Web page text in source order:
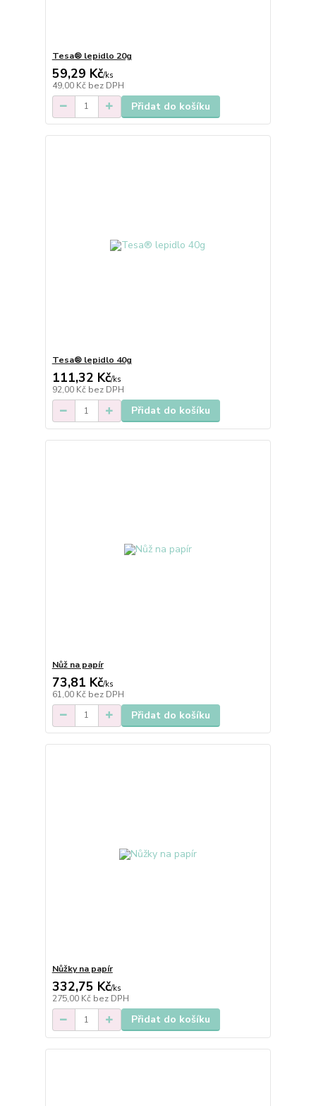
Tesa® lepidlo 20g
59,29 Kč/ks
49,00 Kč bez DPH
Přidat do košíku
Tesa® lepidlo 40g
111,32 Kč/ks
92,00 Kč bez DPH
Přidat do košíku
Nůž na papír
73,81 Kč/ks
61,00 Kč bez DPH
Přidat do košíku
Nůžky na papír
332,75 Kč/ks
275,00 Kč bez DPH
Přidat do košíku